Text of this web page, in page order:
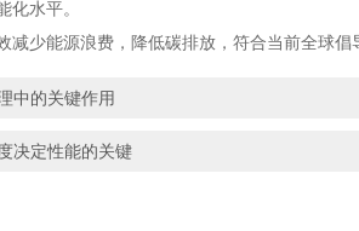
水平。
少能源浪费，降低碳排放，符合当前全球倡
中的关键作用
决定性能的关键